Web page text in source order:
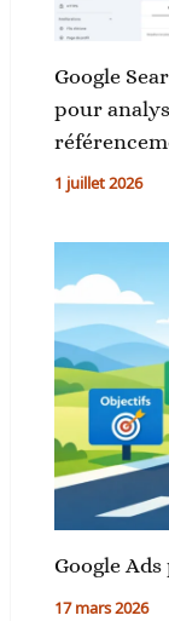
Google
pour
1 juillet 2026
Google
17 mars 2026